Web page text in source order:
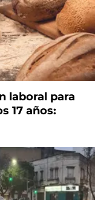
laboral para
17 años: